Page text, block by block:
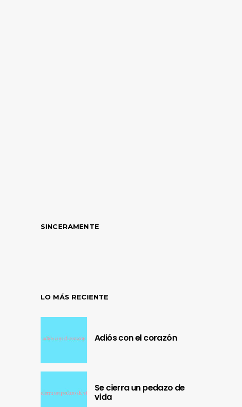
SINCERAMENTE
LO MÁS RECIENTE
Adiós con el corazón
Se cierra un pedazo de
vida